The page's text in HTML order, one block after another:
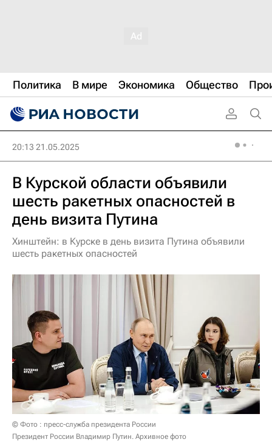
Политика В мире Экономика Общество
20:13 21.05.2025
В Курской области объявили
шесть ракетных опасностей в
день визита Путина
Хинштейн: в Курске в день визита Путина объявили
шесть ракетных опасностей
© Фото : пресс-служба президента России
Президент России Владимир Путин. Архивное фото